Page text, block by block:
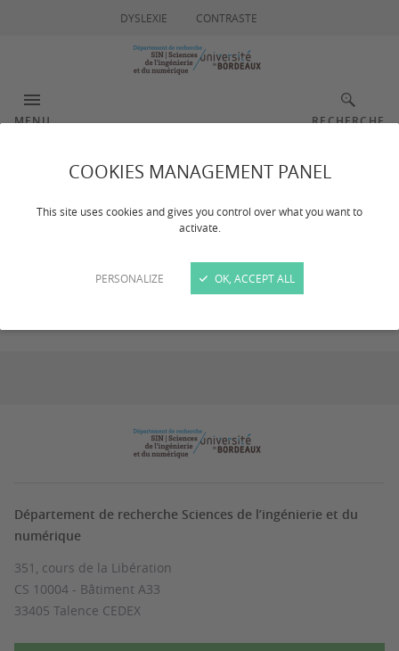
COOKIES MANAGEMENT PANEL
This site uses cookies and gives you control over what you want to
activate.
PERSONALIZE OK, ACCEPT ALL
DYSLEXIE CONTRASTE
MENU RECHERCHE
News
Département de recherche Sciences de l’ingénierie et du
numérique
351, cours de la Libération
CS 10004 - Bâtiment A33
33405 Talence CEDEX